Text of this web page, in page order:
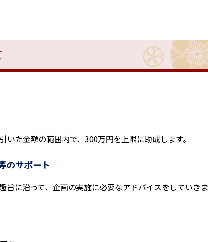
た金額の範囲内で、300万円を上限に助成します。
のサポート
に沿って、企画の実施に必要なアドバイスをしていきま